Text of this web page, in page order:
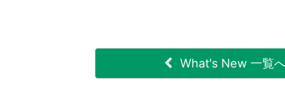
What's New 一覧